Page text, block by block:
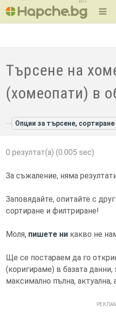
BETA
Търсене на
(хомеопати) в
Опции за търсене,
0 резултат(а) (0.005 sec)
За съжаление, няма
Заповядайте, опитайте с
сортиране и филтриране!
Моля, пишете ни какво не
Ще се постараем да го
(коригираме) в базата
максимално пълна, актуална,